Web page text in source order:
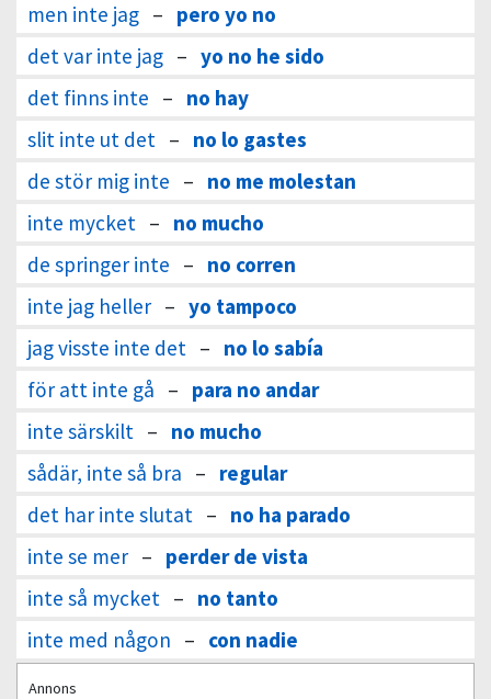
men inte jag – pero yo no
det var inte jag – yo no he sido
det finns inte – no hay
slit inte ut det – no lo gastes
de stör mig inte – no me molestan
inte mycket – no mucho
de springer inte – no corren
inte jag heller – yo tampoco
jag visste inte det – no lo sabía
för att inte gå – para no andar
inte särskilt – no mucho
sådär, inte så bra – regular
det har inte slutat – no ha parado
inte se mer – perder de vista
inte så mycket – no tanto
inte med någon – con nadie
Annons